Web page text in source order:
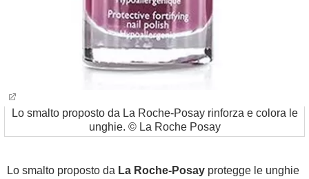
Lo smalto proposto da La Roche-Posay rinforza e colora le
unghie. © La Roche Posay
Lo smalto proposto da La Roche-Posay protegge le unghie